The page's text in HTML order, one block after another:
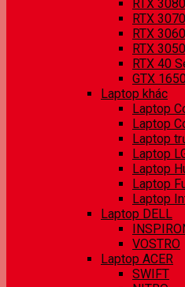
RTX
RTX
RTX 3060
RTX
RTX 40
GTX
Laptop khác
Laptop
Laptop
Laptop
Laptop
Laptop
Laptop
Laptop
Laptop DELL
VOSTRO
Laptop ACER
SWIFT